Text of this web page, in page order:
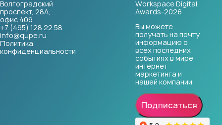
Волгоградский
проспект, 28А,
офис 409
+7 (495) 128 22 58
info@qupe.ru
Политика
конфиденциальности
Workspace Digital
Awards-2026
Вы можете
получать на почту
информацию о
всех последних
событиях в мире
интернет
маркетинга и
нашей компании.
Подписаться